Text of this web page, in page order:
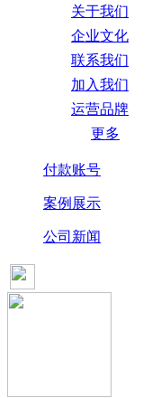
关于我们
企业文化
联系我们
加入我们
运营品牌
更多
付款账号
案例展示
公司新闻